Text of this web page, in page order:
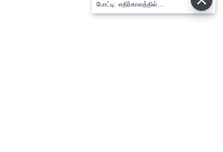
போட்டி: எதிர்காலத்தில்
விஜய்க்கும், தனுசுக்கும்